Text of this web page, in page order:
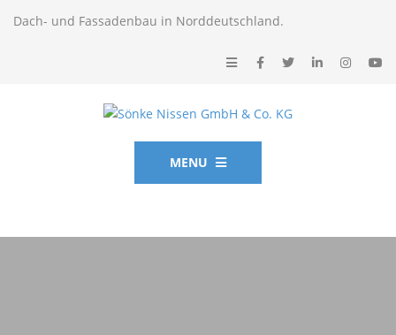
Dach- und Fassadenbau in Norddeutschland.
MENU